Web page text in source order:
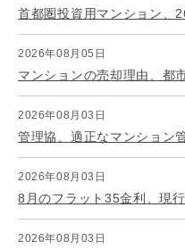
首都圏投資用マンション、
2026年08月05日
マンションの売却理由、都
2026年08月03日
管理協、適正なマンション
2026年08月03日
8月のフラット35金利、現
2026年08月03日